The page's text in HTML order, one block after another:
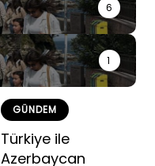
6
1
GÜNDEM
Türkiye ile
Azerbaycan